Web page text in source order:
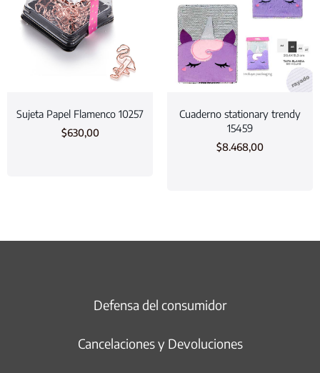
Sujeta Papel Flamenco 10257
$630,00
Cuaderno stationary trendy
15459
$8.468,00
Defensa del consumidor
Cancelaciones y Devoluciones